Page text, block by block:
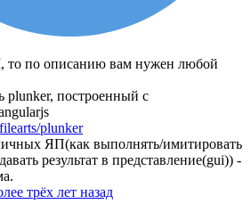
то по описанию вам нужен любой
plunker, построенный с
plunker
ЯП(как выполнять/имитировать
результат в представление(gui)) -
трёх лет назад